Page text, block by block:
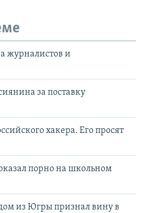
журналистов и
за поставку
хакера. Его просят
порно на школьном
из Югры признал вину в